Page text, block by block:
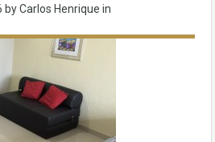
by Carlos Henrique in